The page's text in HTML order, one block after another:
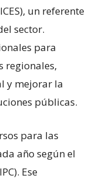
un referente
sector.
para
regionales,
y mejorar la
públicas.
para las
año según el
Ese